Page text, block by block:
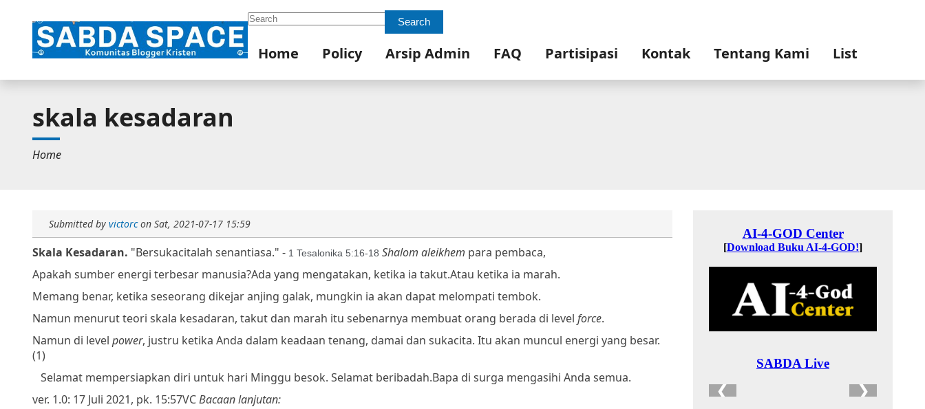
Search Search
Home Policy Arsip Admin FAQ Partisipasi Kontak Tentang Kami List
skala kesadaran
Home
Submitted by victorcon Sat, 2021-07-17 15:59
Skala Kesadaran. "Bersukacitalah senantiasa." - 1 Tesalonika 5:16-18 Shalom aleikhem para pembaca,
Apakah sumber energi terbesar manusia?Ada yang mengatakan, ketika ia takut.Atau ketika ia marah.
Memang benar, ketika seseorang dikejar anjing galak, mungkin ia akan dapat melompati tembok.
Namun menurut teori skala kesadaran, takut dan marah itu sebenarnya membuat orang berada di level force.
Namun di level power, justru ketika Anda dalam keadaan tenang, damai dan sukacita. Itu akan muncul energi yang besar.
(1)
Selamat mempersiapkan diri untuk hari Minggu besok. Selamat beribadah.Bapa di surga mengasihi Anda semua.
ver. 1.0: 17 Juli 2021, pk. 15:57VCBacaan lanjutan: